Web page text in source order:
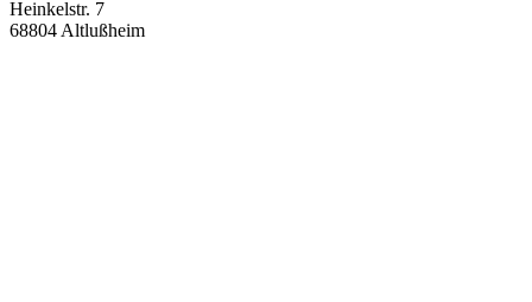
Heinkelstr. 7
68804 Altlußheim